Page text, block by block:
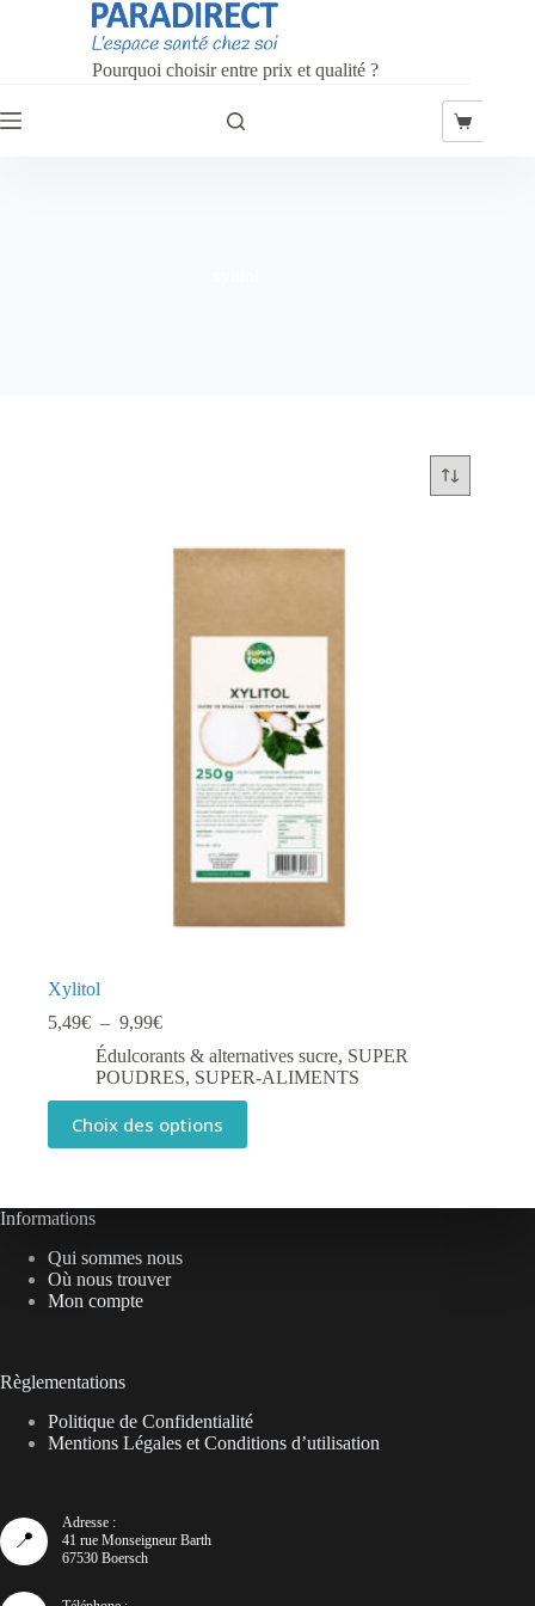
Pourquoi choisir entre prix et qualité ?
Panier
Xylitol
5,49€ – 9,99€Plage
prix :
5,49€
à
9,99€
Édulcorants & alternatives sucre, SUPER
POUDRES, SUPER-ALIMENTS
Choix des options
Ce
produit
a
Les
peuvent
être
choisies
du
produit
Informations
Qui sommes nous
Où nous trouver
Mon compte
Règlementations
Politique de Confidentialité
Mentions Légales et Conditions d’utilisation
📍
Adresse :
41 rue Monseigneur Barth
67530 Boersch